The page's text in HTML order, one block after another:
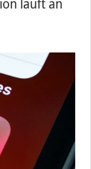
läuft an